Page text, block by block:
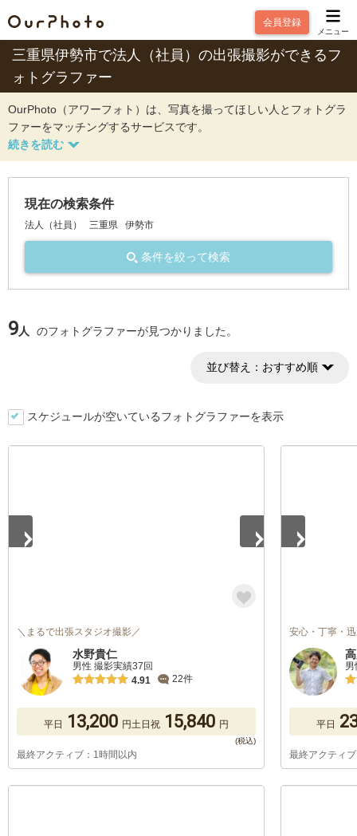
会員登録
メニュー
三重県伊勢市で法人（社員）の出張撮影ができるフ
ォトグラファー
OurPhoto（アワーフォト）は、写真を撮ってほしい人とフォトグラ
ファーをマッチングするサービスです。
現在の検索条件
法人（社員） 三重県 伊勢市
条件を絞って検索
9人 のフォトグラファーが見つかりました。
並び替え： おすすめ順
スケジュールが空いているフォトグラファーを表示
＼まるで出張スタジオ撮影／
水野貴仁
男性 撮影実績37回
4.91
22件
平日 13,200 円土日祝 15,840 円
最終アクティブ：1時間以内
安心・丁寧・
平日
最終アクティ